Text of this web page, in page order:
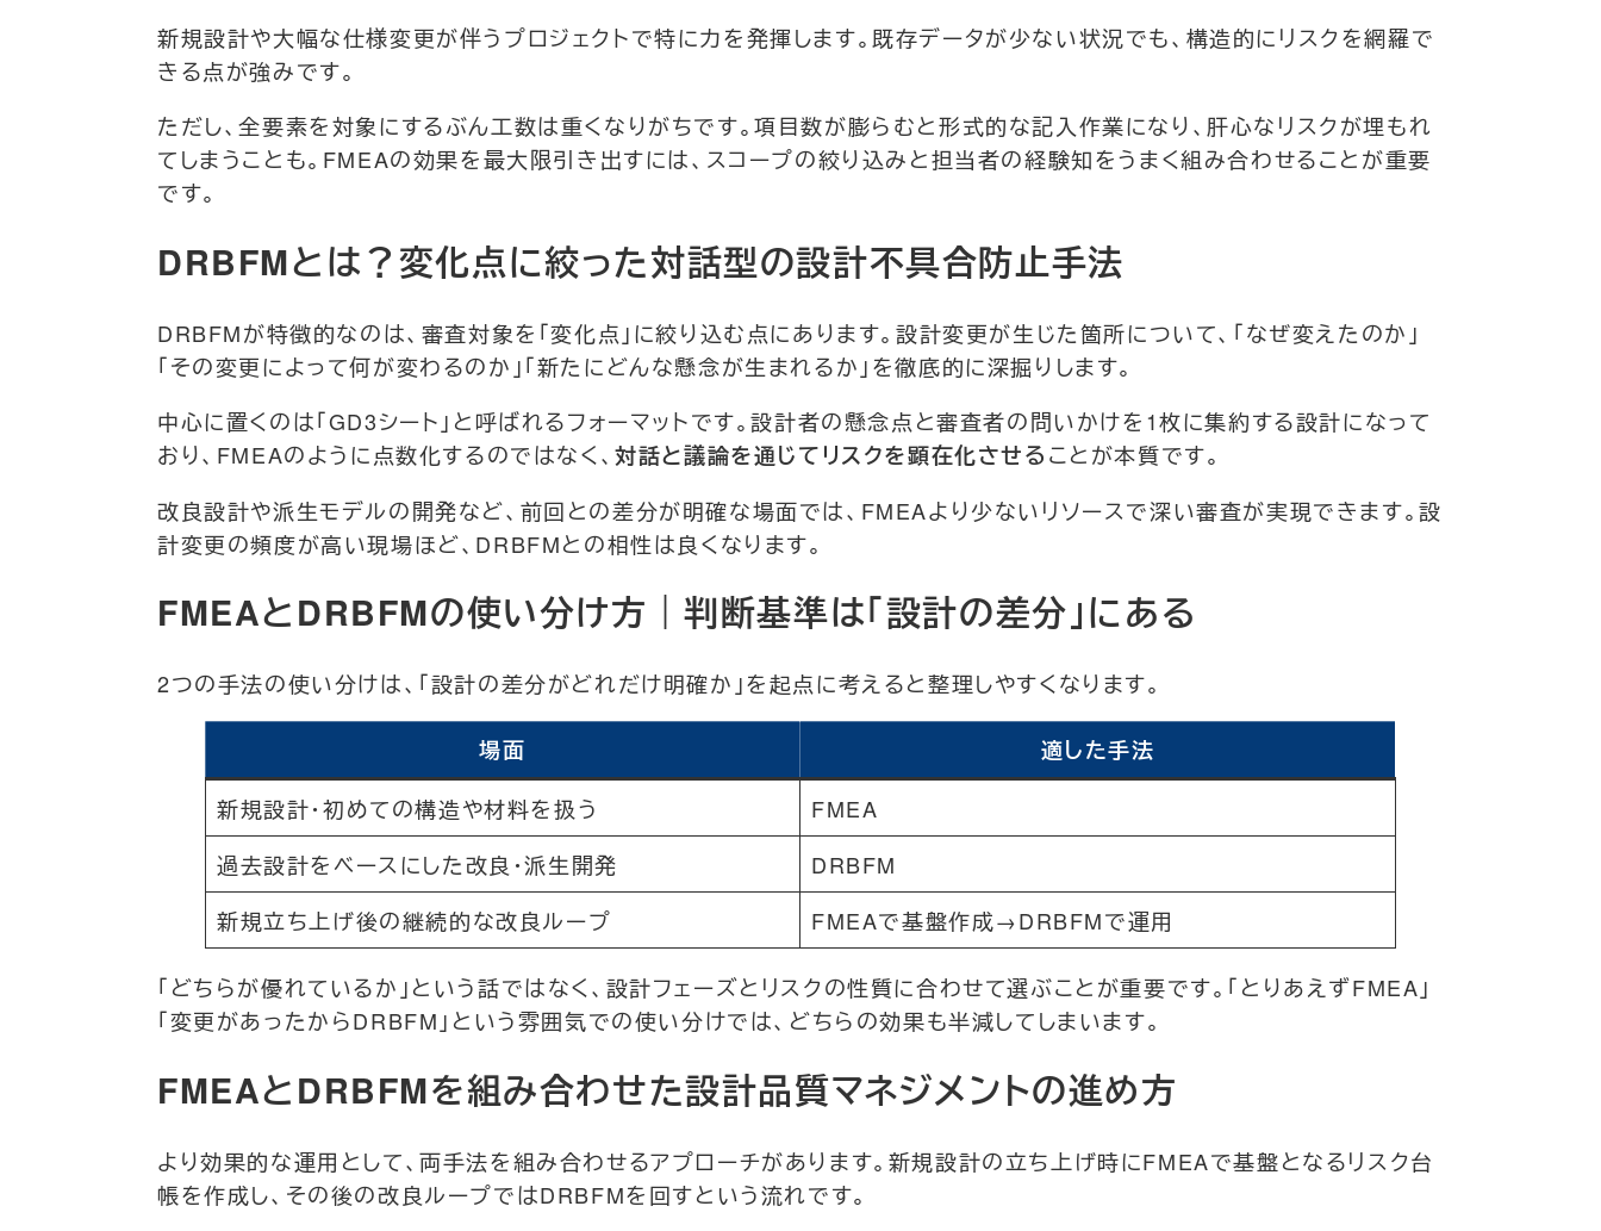
新規設計や大幅な仕様変更が伴うプロジェクトで特に力を発揮します。既存データが少ない状況でも、構造的にリスクを網羅で
きる点が強みです。
ただし、全要素を対象にするぶん工数は重くなりがちです。項目数が膨らむと形式的な記入作業になり、肝心なリスクが埋もれ
てしまうことも。FMEAの効果を最大限引き出すには、スコープの絞り込みと担当者の経験知をうまく組み合わせることが重要
です。
DRBFMとは？変化点に絞った対話型の設計不具合防止手法
DRBFMが特徴的なのは、審査対象を「変化点」に絞り込む点にあります。設計変更が生じた箇所について、「なぜ変えたのか」
「その変更によって何が変わるのか」「新たにどんな懸念が生まれるか」を徹底的に深掘りします。
中心に置くのは「GD3シート」と呼ばれるフォーマットです。設計者の懸念点と審査者の問いかけを1枚に集約する設計になって
おり、FMEAのように点数化するのではなく、対話と議論を通じてリスクを顕在化させることが本質です。
改良設計や派生モデルの開発など、前回との差分が明確な場面では、FMEAより少ないリソースで深い審査が実現できます。設
計変更の頻度が高い現場ほど、DRBFMとの相性は良くなります。
FMEAとDRBFMの使い分け方｜判断基準は「設計の差分」にある
2つの手法の使い分けは、「設計の差分がどれだけ明確か」を起点に考えると整理しやすくなります。
場面
適した手法
新規設計・初めての構造や材料を扱う
FMEA
過去設計をベースにした改良・派生開発
DRBFM
新規立ち上げ後の継続的な改良ループ
FMEAで基盤作成→DRBFMで運用
「どちらが優れているか」という話ではなく、設計フェーズとリスクの性質に合わせて選ぶことが重要です。「とりあえずFMEA」
「変更があったからDRBFM」という雰囲気での使い分けでは、どちらの効果も半減してしまいます。
FMEAとDRBFMを組み合わせた設計品質マネジメントの進め方
より効果的な運用として、両手法を組み合わせるアプローチがあります。新規設計の立ち上げ時にFMEAで基盤となるリスク台
帳を作成し、その後の改良ループではDRBFMを回すという流れです。